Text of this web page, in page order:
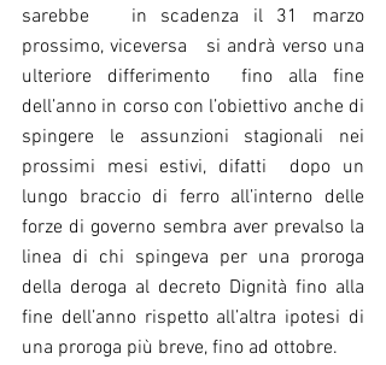
sarebbe   in scadenza il 31 marzo
prossimo, viceversa   si andrà verso una
ulteriore differimento  fino alla fine
dell’anno in corso con l’obiettivo anche di
spingere le assunzioni stagionali nei
prossimi mesi estivi, difatti  dopo un
lungo braccio di ferro all’interno delle
forze di governo sembra aver prevalso la
linea di chi spingeva per una proroga
della deroga al decreto Dignità fino alla
fine dell’anno rispetto all’altra ipotesi di
una proroga più breve, fino ad ottobre.